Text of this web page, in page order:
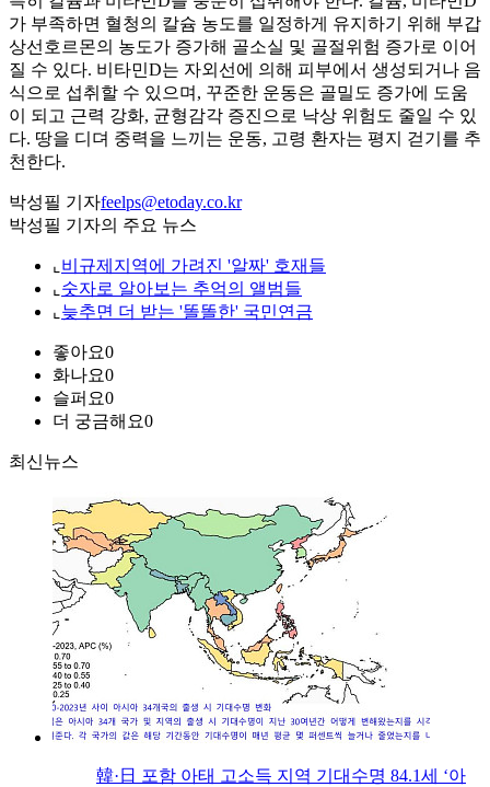
가 부족하면 혈청의 칼슘 농도를 일정하게 유지하기 위해 부갑
상선호르몬의 농도가 증가해 골소실 및 골절위험 증가로 이어
질 수 있다. 비타민D는 자외선에 의해 피부에서 생성되거나 음
식으로 섭취할 수 있으며, 꾸준한 운동은 골밀도 증가에 도움
이 되고 근력 강화, 균형감각 증진으로 낙상 위험도 줄일 수 있
다. 땅을 디뎌 중력을 느끼는 운동, 고령 환자는 평지 걷기를 추
천한다.
박성필 기자feelps@etoday.co.kr
박성필 기자의 주요 뉴스
⌞ 비규제지역에 가려진 '알짜' 호재들
⌞ 숫자로 알아보는 추억의 앨범들
⌞ 늦추면 더 받는 '똘똘한' 국민연금
좋아요0
화나요0
슬퍼요0
더 궁금해요0
최신뉴스
韓·日 포함 아태 고소득 지역 기대수명 84.1세 ‘아